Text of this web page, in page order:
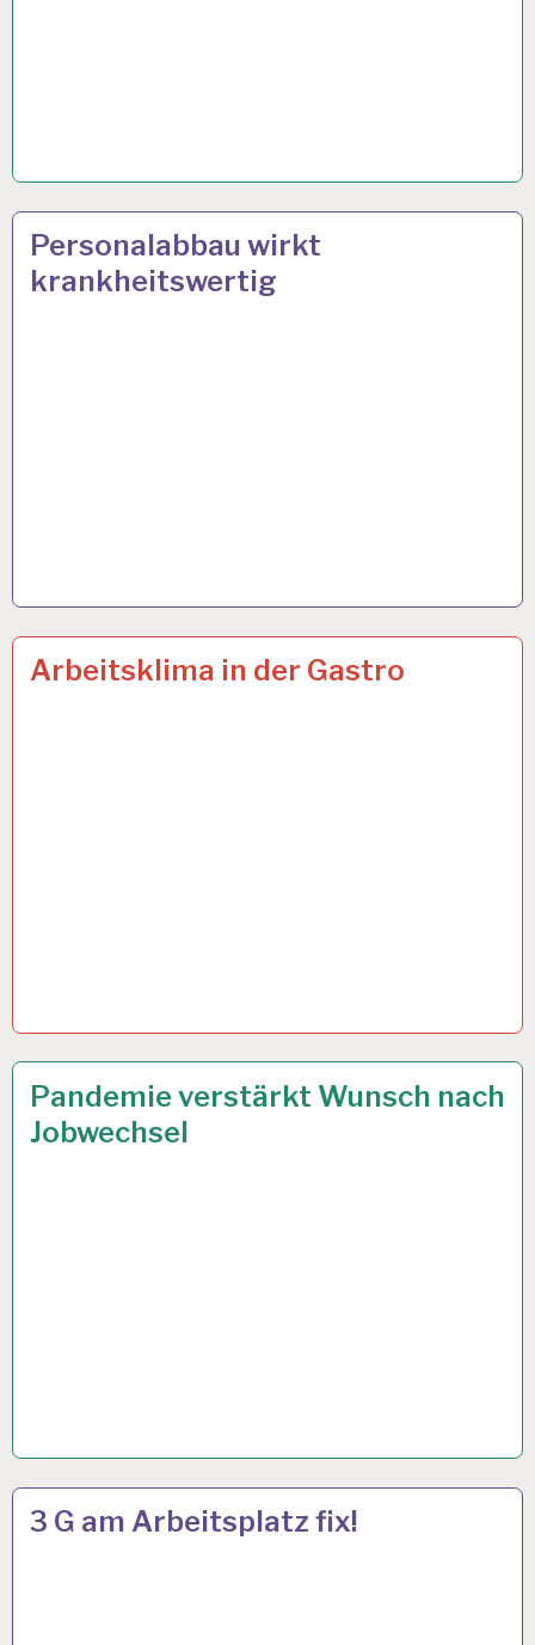
ARBEIT
UND
GESUNDHEIT…
Personalabbau wirkt
krankheitswertig
17 FEB. 2022
ARBEITSBEDINGUNGEN…
Arbeitsklima in der Gastro
17 FEB. 2022
2,5
G
REGEL…
Pandemie verstärkt Wunsch nach
Jobwechsel
19 JAN. 2022
50PLUS…
3 G am Arbeitsplatz fix!
19 OKT. 2021